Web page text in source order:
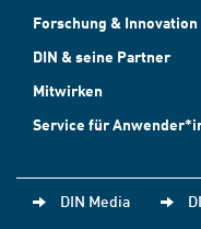
Forschung & Innovation
DIN & seine Partner
Mitwirken
Service für
DIN Media